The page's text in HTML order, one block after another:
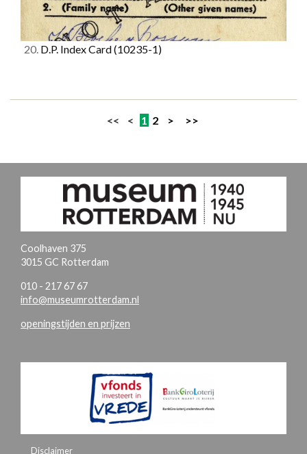
20. D.P. Index Card(10235-1)
<< < 1 2 > >>
Coolhaven 375
3015 GC Rotterdam
010 - 217 67 67
info@museumrotterdam.nl
openingstijden en prijzen
Disclaimer